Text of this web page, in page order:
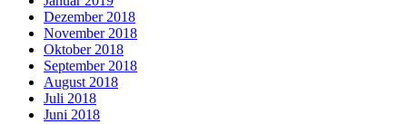
Dezember 2018
November 2018
Oktober 2018
September 2018
August 2018
Juli 2018
Juni 2018